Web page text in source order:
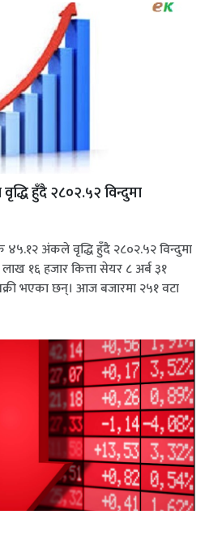
हुँदै २८०२.५२ विन्दुमा
अंकले वृद्धि हुँदै २८०२.५२ विन्दुमा
१६ हजार कित्ता सेयर ८ अर्ब ३१
भएका छन्। आज बजारमा २५१ वटा